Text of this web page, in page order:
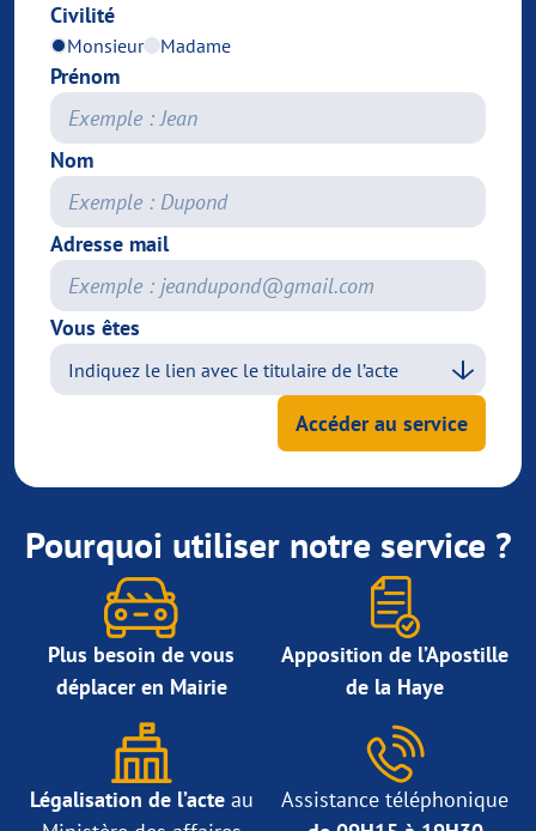
Civilité
Monsieur Madame
Prénom
Nom
Adresse mail
Vous êtes
Accéder au service
Pourquoi utiliser notre service ?
Plus besoin de vous
déplacer en Mairie
Apposition de l’Apostille
de la Haye
Légalisation de l’acteau
Assistance téléphonique